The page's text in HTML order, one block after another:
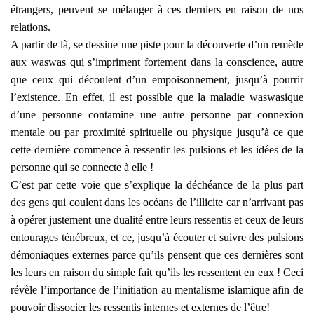
étrangers, peuvent se mélanger à ces derniers en raison de nos
relations.
A partir de là, se dessine une piste pour la découverte d’un remède
aux waswas qui s’impriment fortement dans la conscience, autre
que ceux qui découlent d’un empoisonnement, jusqu’à pourrir
l’existence. En effet, il est possible que la maladie waswasique
d’une personne contamine une autre personne par connexion
mentale ou par proximité spirituelle ou physique jusqu’à ce que
cette dernière commence à ressentir les pulsions et les idées de la
personne qui se connecte à elle !
C’est par cette voie que s’explique la déchéance de la plus part
des gens qui coulent dans les océans de l’illicite car n’arrivant pas
à opérer justement une dualité entre leurs ressentis et ceux de leurs
entourages ténébreux, et ce, jusqu’à écouter et suivre des pulsions
démoniaques externes parce qu’ils pensent que ces dernières sont
les leurs en raison du simple fait qu’ils les ressentent en eux ! Ceci
révèle l’importance de l’initiation au mentalisme islamique afin de
pouvoir dissocier les ressentis internes et externes de l’être!